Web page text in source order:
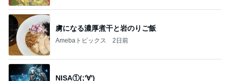
虜になる濃厚煮干と岩のりご飯
Amebaトピックス 2日前
NISA①(;'∀')